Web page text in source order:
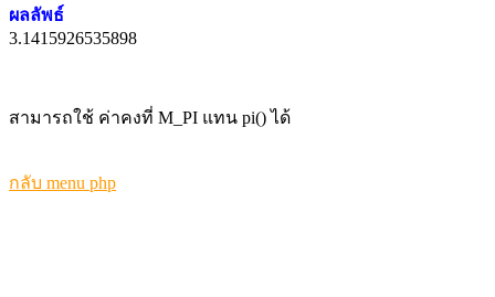
ผลลัพธ์
3.1415926535898
สามารถใช้ ค่าคงที่ M_PI แทน pi() ได้
กลับ menu php